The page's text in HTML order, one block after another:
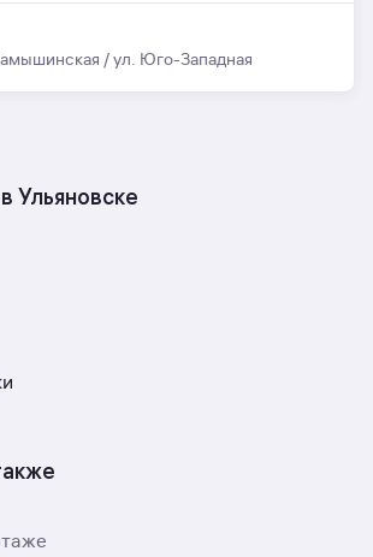
/ ул. Юго-Западная
Ульяновске